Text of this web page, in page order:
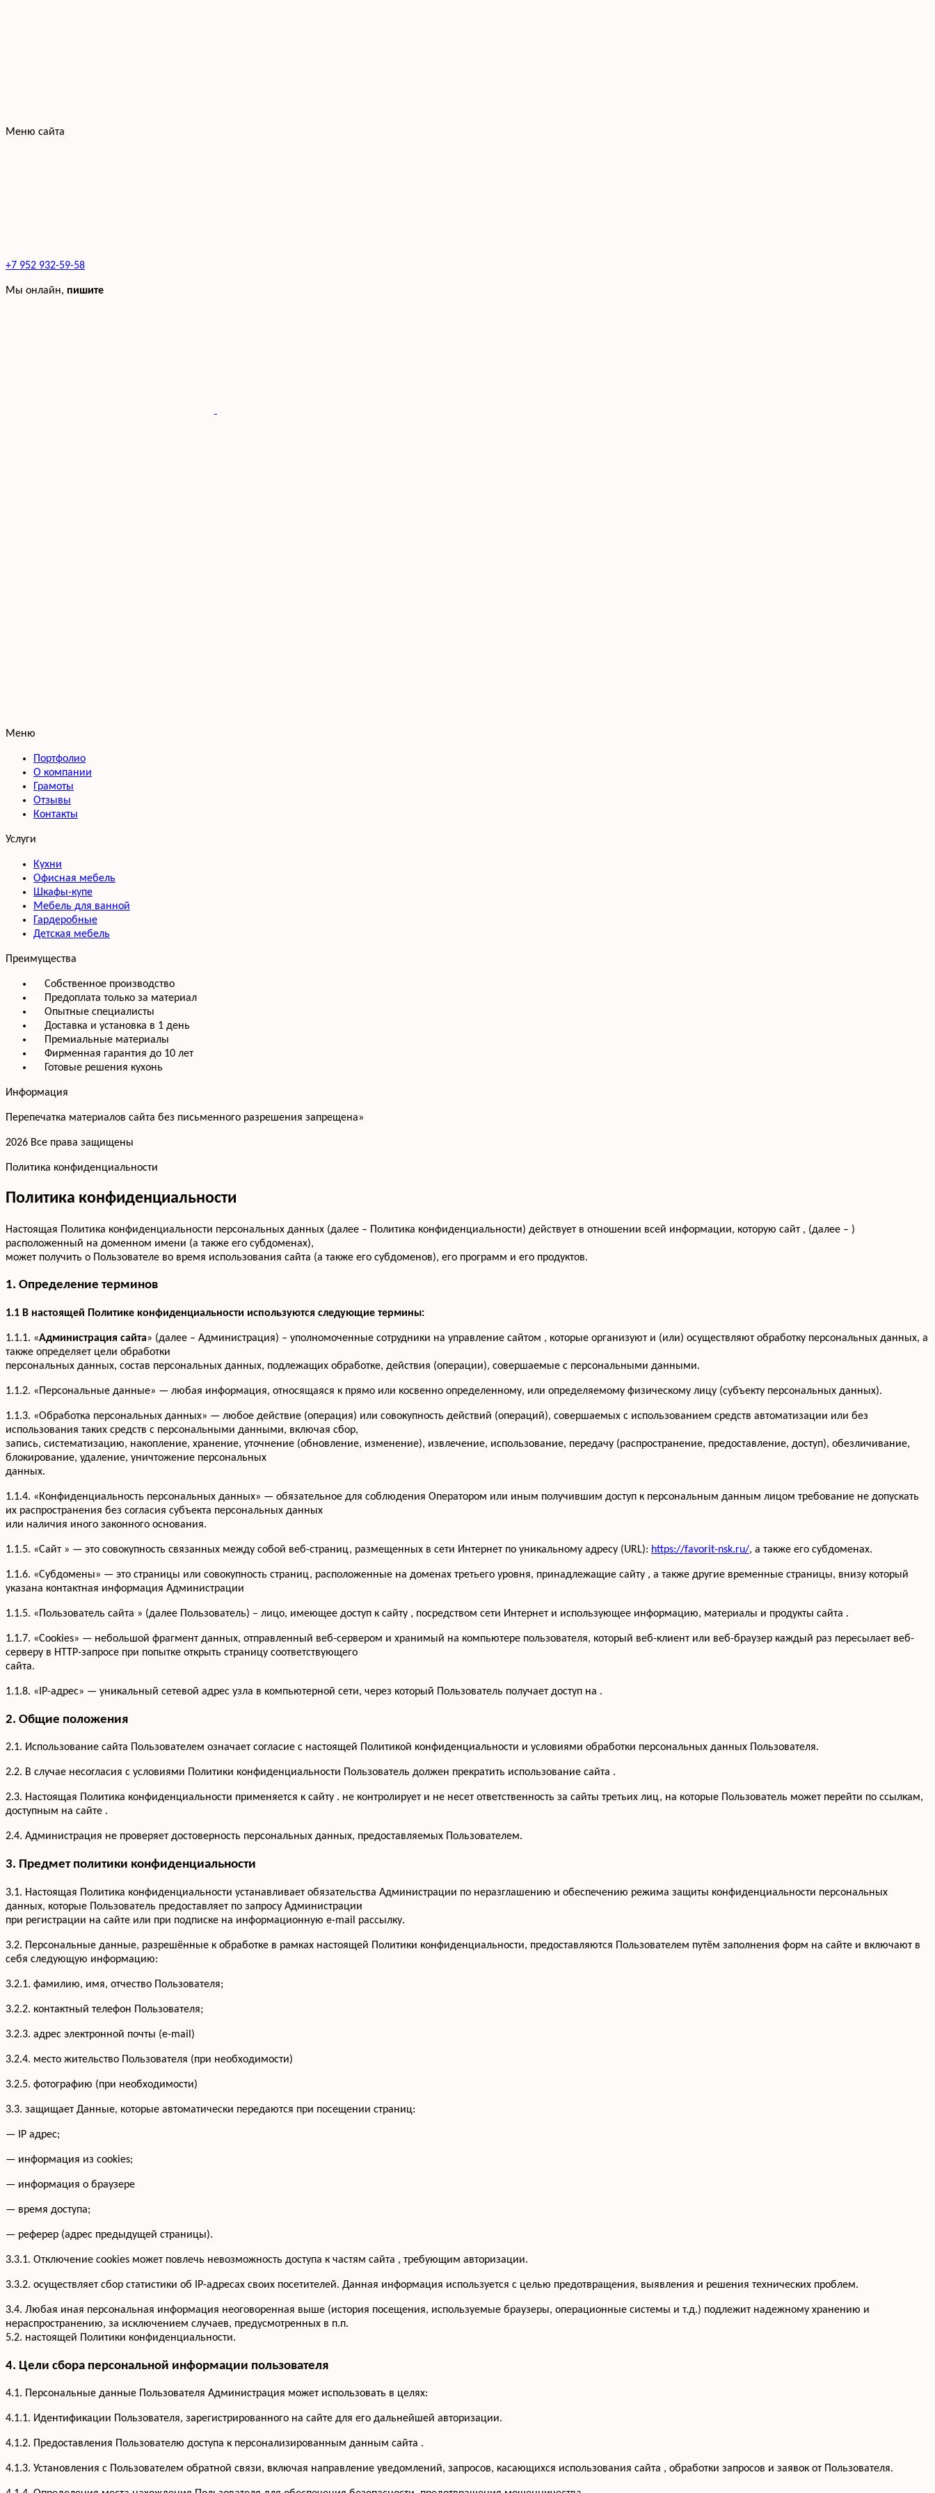
Меню сайта
+7 952 932-59-58
Мы онлайн, пишите
Меню
Портфолио
О компании
Грамоты
Отзывы
Контакты
Услуги
Кухни
Офисная мебель
Шкафы-купе
Мебель для ванной
Гардеробные
Детская мебель
Преимущества
Собственное производство
Предоплата только за материал
Опытные специалисты
Доставка и установка в 1 день
Премиальные материалы
Фирменная гарантия до 10 лет
Готовые решения кухонь
Информация
Перепечатка материалов сайта без письменного разрешения запрещена»
2026 Все права защищены
Политика конфиденциальности
Политика конфиденциальности
Настоящая Политика конфиденциальности персональных данных (далее – Политика конфиденциальности) действует в отношении всей информации, которую сайт , (далее – )
расположенный на доменном имени (а также его субдоменах),
может получить о Пользователе во время использования сайта (а также его субдоменов), его программ и его продуктов.
1. Определение терминов
1.1 В настоящей Политике конфиденциальности используются следующие термины:
1.1.1. «Администрация сайта» (далее – Администрация) – уполномоченные сотрудники на управление сайтом , которые организуют и (или) осуществляют обработку персональных данных, а
также определяет цели обработки
персональных данных, состав персональных данных, подлежащих обработке, действия (операции), совершаемые с персональными данными.
1.1.2. «Персональные данные» — любая информация, относящаяся к прямо или косвенно определенному, или определяемому физическому лицу (субъекту персональных данных).
1.1.3. «Обработка персональных данных» — любое действие (операция) или совокупность действий (операций), совершаемых с использованием средств автоматизации или без
использования таких средств с персональными данными, включая сбор,
запись, систематизацию, накопление, хранение, уточнение (обновление, изменение), извлечение, использование, передачу (распространение, предоставление, доступ), обезличивание,
блокирование, удаление, уничтожение персональных
данных.
1.1.4. «Конфиденциальность персональных данных» — обязательное для соблюдения Оператором или иным получившим доступ к персональным данным лицом требование не допускать
их распространения без согласия субъекта персональных данных
или наличия иного законного основания.
1.1.5. «Сайт » — это совокупность связанных между собой веб-страниц, размещенных в сети Интернет по уникальному адресу (URL): https://favorit-nsk.ru/, а также его субдоменах.
1.1.6. «Субдомены» — это страницы или совокупность страниц, расположенные на доменах третьего уровня, принадлежащие сайту , а также другие временные страницы, внизу который
указана контактная информация Администрации
1.1.5. «Пользователь сайта » (далее Пользователь) – лицо, имеющее доступ к сайту , посредством сети Интернет и использующее информацию, материалы и продукты сайта .
1.1.7. «Cookies» — небольшой фрагмент данных, отправленный веб-сервером и хранимый на компьютере пользователя, который веб-клиент или веб-браузер каждый раз пересылает веб-
серверу в HTTP-запросе при попытке открыть страницу соответствующего
сайта.
1.1.8. «IP-адрес» — уникальный сетевой адрес узла в компьютерной сети, через который Пользователь получает доступ на .
2. Общие положения
2.1. Использование сайта Пользователем означает согласие с настоящей Политикой конфиденциальности и условиями обработки персональных данных Пользователя.
2.2. В случае несогласия с условиями Политики конфиденциальности Пользователь должен прекратить использование сайта .
2.3. Настоящая Политика конфиденциальности применяется к сайту . не контролирует и не несет ответственность за сайты третьих лиц, на которые Пользователь может перейти по ссылкам,
доступным на сайте .
2.4. Администрация не проверяет достоверность персональных данных, предоставляемых Пользователем.
3. Предмет политики конфиденциальности
3.1. Настоящая Политика конфиденциальности устанавливает обязательства Администрации по неразглашению и обеспечению режима защиты конфиденциальности персональных
данных, которые Пользователь предоставляет по запросу Администрации
при регистрации на сайте или при подписке на информационную e-mail рассылку.
3.2. Персональные данные, разрешённые к обработке в рамках настоящей Политики конфиденциальности, предоставляются Пользователем путём заполнения форм на сайте и включают в
себя следующую информацию:
3.2.1. фамилию, имя, отчество Пользователя;
3.2.2. контактный телефон Пользователя;
3.2.3. адрес электронной почты (e-mail)
3.2.4. место жительство Пользователя (при необходимости)
3.2.5. фотографию (при необходимости)
3.3. защищает Данные, которые автоматически передаются при посещении страниц:
— IP адрес;
— информация из cookies;
— информация о браузере
— время доступа;
— реферер (адрес предыдущей страницы).
3.3.1. Отключение cookies может повлечь невозможность доступа к частям сайта , требующим авторизации.
3.3.2. осуществляет сбор статистики об IP-адресах своих посетителей. Данная информация используется с целью предотвращения, выявления и решения технических проблем.
3.4. Любая иная персональная информация неоговоренная выше (история посещения, используемые браузеры, операционные системы и т.д.) подлежит надежному хранению и
нераспространению, за исключением случаев, предусмотренных в п.п.
5.2. настоящей Политики конфиденциальности.
4. Цели сбора персональной информации пользователя
4.1. Персональные данные Пользователя Администрация может использовать в целях:
4.1.1. Идентификации Пользователя, зарегистрированного на сайте для его дальнейшей авторизации.
4.1.2. Предоставления Пользователю доступа к персонализированным данным сайта .
4.1.3. Установления с Пользователем обратной связи, включая направление уведомлений, запросов, касающихся использования сайта , обработки запросов и заявок от Пользователя.